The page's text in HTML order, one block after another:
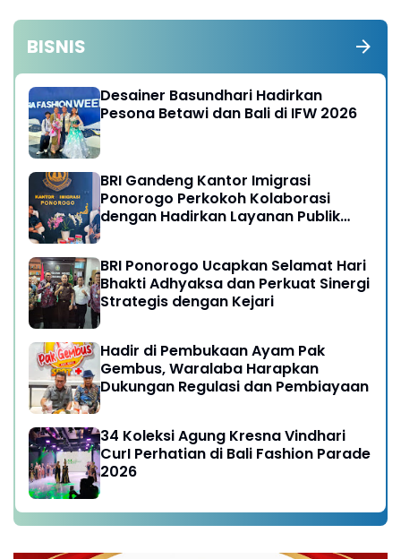
BISNIS
Desainer Basundhari Hadirkan
Pesona Betawi dan Bali di IFW 2026
BRI Gandeng Kantor Imigrasi
Ponorogo Perkokoh Kolaborasi
dengan Hadirkan Layanan Publik
BRI Ponorogo Ucapkan Selamat Hari
Bhakti Adhyaksa dan Perkuat Sinergi
Strategis dengan Kejari
Hadir di Pembukaan Ayam Pak
Gembus, Waralaba Harapkan
Dukungan Regulasi dan Pembiayaan
34 Koleksi Agung Kresna Vindhari
CurI Perhatian di Bali Fashion Parade
2026